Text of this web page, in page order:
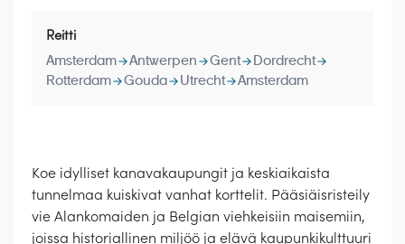
Reitti
Amsterdam Antwerpen Gent
Dordrecht
Rotterdam
Gouda Utrecht Amsterdam
Koe idylliset kanavakaupungit ja keskiaikaista
tunnelmaa kuiskivat vanhat korttelit. Pääsiäisristeily
vie Alankomaiden ja Belgian viehkeisiin maisemiin,
joissa historiallinen miljöö ja elävä kaupunkikulttuuri